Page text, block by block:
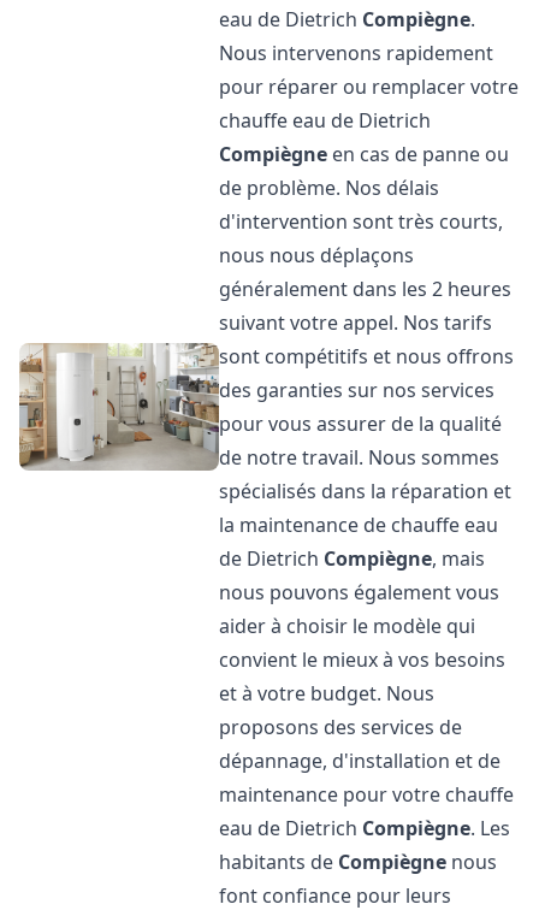
eau de Dietrich Compiègne.
Nous intervenons rapidement
pour réparer ou remplacer votre
chauffe eau de Dietrich
Compiègne en cas de panne ou
de problème. Nos délais
d'intervention sont très courts,
nous nous déplaçons
généralement dans les 2 heures
suivant votre appel. Nos tarifs
sont compétitifs et nous offrons
des garanties sur nos services
pour vous assurer de la qualité
de notre travail. Nous sommes
spécialisés dans la réparation et
la maintenance de chauffe eau
de Dietrich Compiègne, mais
nous pouvons également vous
aider à choisir le modèle qui
convient le mieux à vos besoins
et à votre budget. Nous
proposons des services de
dépannage, d'installation et de
maintenance pour votre chauffe
eau de Dietrich Compiègne. Les
habitants de Compiègne nous
font confiance pour leurs